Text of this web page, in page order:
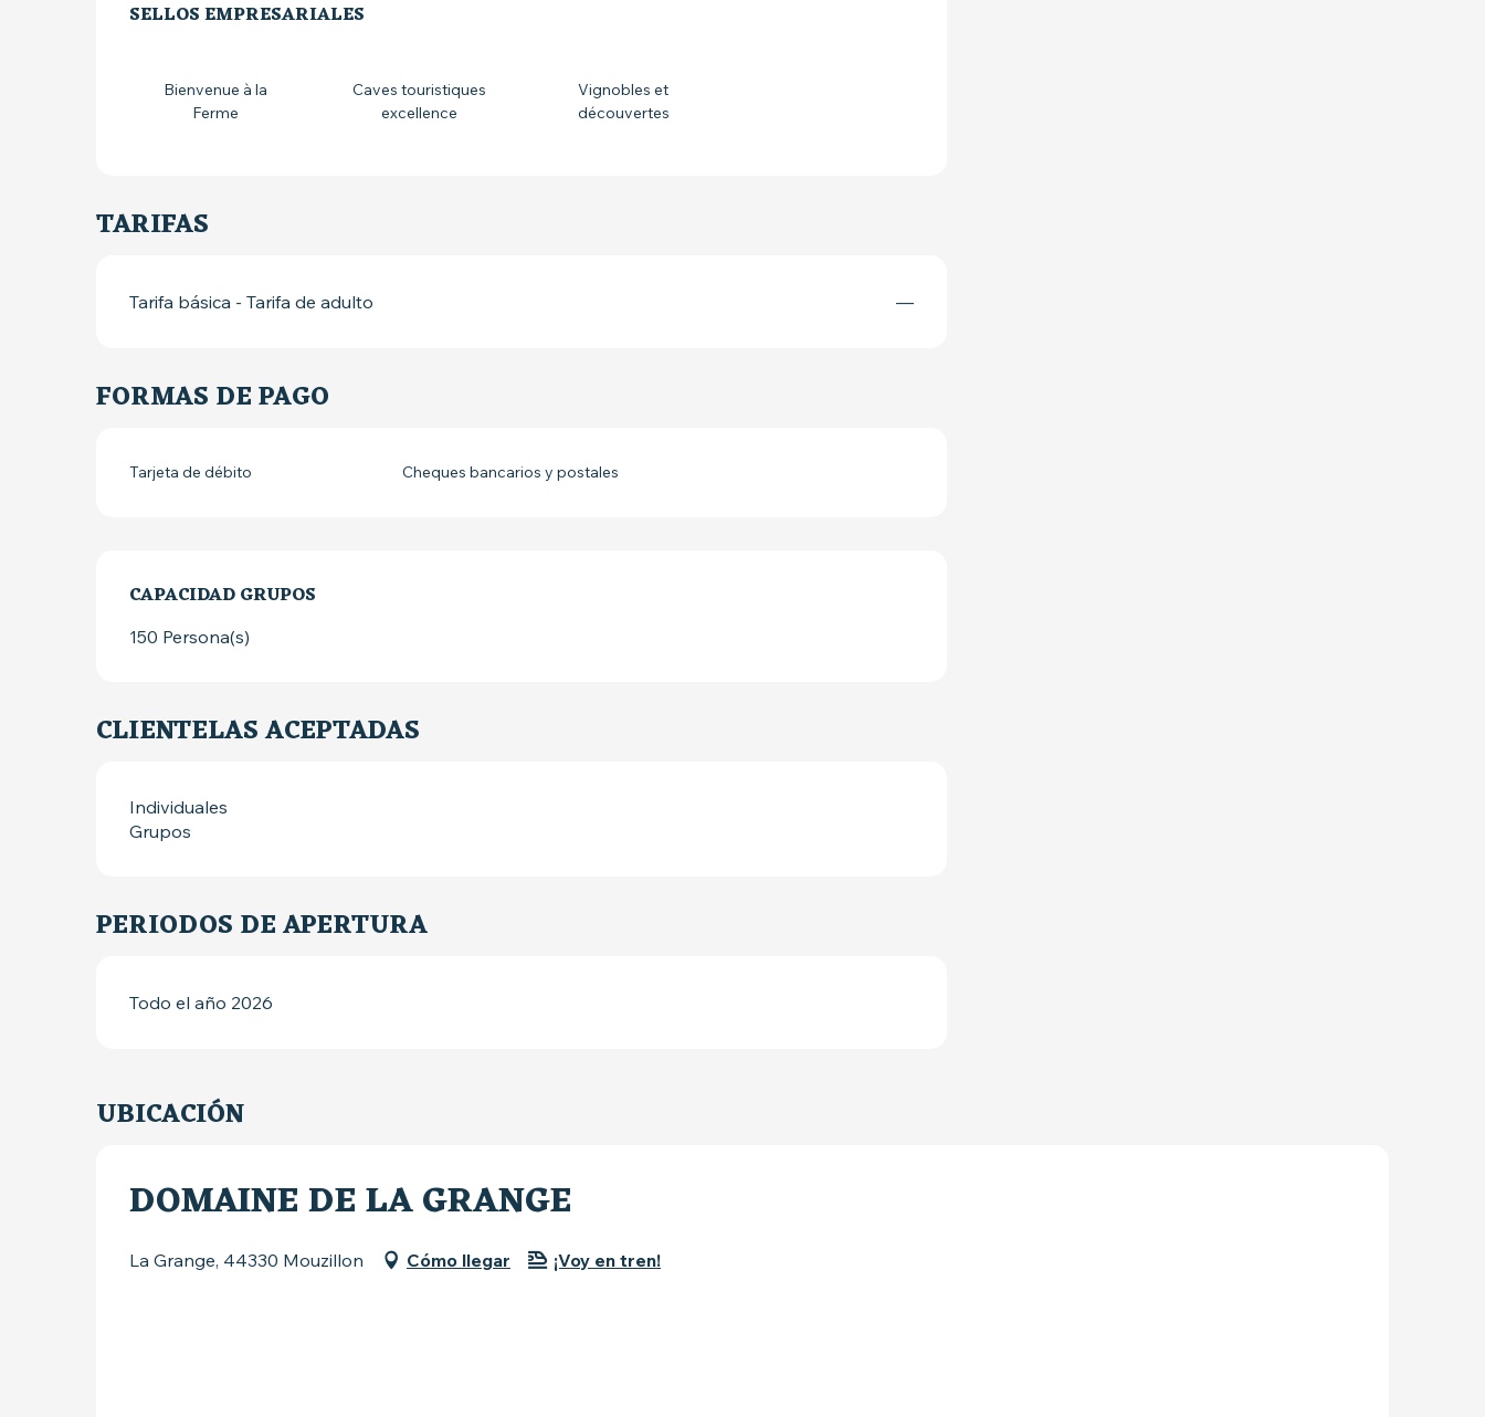
SELLOS EMPRESARIALES
SELLOS EMPRESARIALES
Bienvenue à la
Ferme
Caves touristiques
excellence
Vignobles et
découvertes
TARIFAS
Tarifa básica - Tarifa de adulto —
FORMAS DE PAGO
Tarjeta de débito Cheques bancarios y postales
CAPACIDAD GRUPOS
CAPACIDAD GRUPOS
150 Persona(s)
CLIENTELAS ACEPTADAS
Individuales
Grupos
PERIODOS DE APERTURA
Todo el año 2026
UBICACIÓN
DOMAINE DE LA GRANGE
La Grange, 44330 Mouzillon Cómo llegar ¡Voy en tren!